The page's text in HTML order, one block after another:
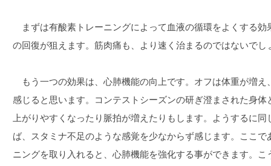
まずは有酸素トレーニングによって血液の循環をよくする効
の回復が狙えます。筋肉痛も、より速く治まるのではないでし
もう一つの効果は、心肺機能の向上です。オフは体重が増え
感じると思います。コンテストシーズンの研ぎ澄まされた身
上がりやすくなったり脈拍が増えたりもします。ようするに
ば、スタミナ不足のような感覚を少なからず感じます。ここ
ニングを取り入れると、心肺機能を強化する事ができます。